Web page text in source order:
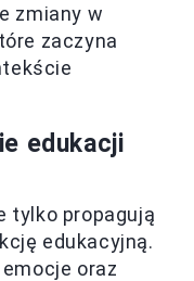
zmiany w
zaczyna
edukacji
tylko propagują
edukacyjną.
oraz